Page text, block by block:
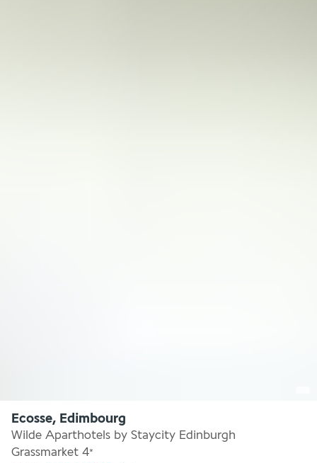
Ecosse, Edimbourg
Wilde Aparthotels by Staycity Edinburgh
Grassmarket 4*